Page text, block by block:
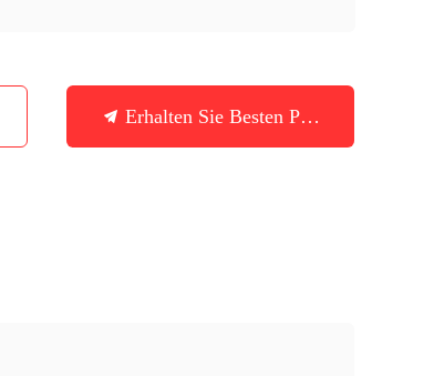
Erhalten Sie Besten Preis